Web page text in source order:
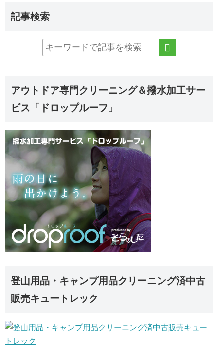
記事検索
アウトドア専門クリーニング＆撥水加工サー
ビス「ドロップルーフ」
登山用品・キャンプ用品クリーニング済中古
販売キュートレック